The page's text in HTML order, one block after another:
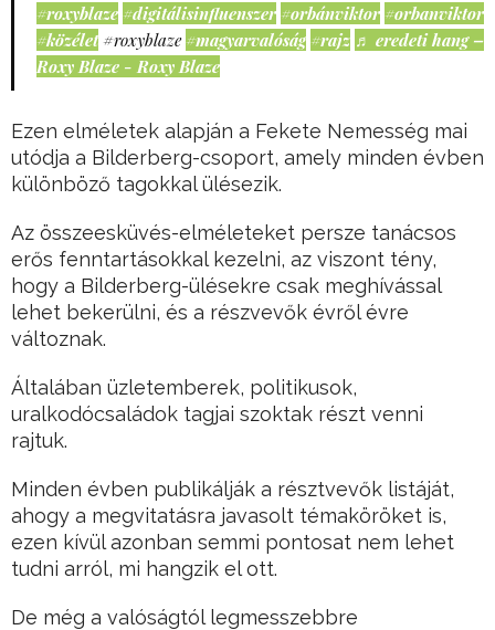
#roxyblaze #digitálisinfluenszer #orbánviktor #orbanviktor
#közélet #roxyblaze #magyarvalóság #rajz ♬ eredeti hang –
Roxy Blaze - Roxy Blaze
Ezen elméletek alapján a Fekete Nemesség mai
utódja a Bilderberg-csoport, amely minden évben
különböző tagokkal ülésezik.
Az összeesküvés-elméleteket persze tanácsos
erős fenntartásokkal kezelni, az viszont tény,
hogy a Bilderberg-ülésekre csak meghívással
lehet bekerülni, és a részvevők évről évre
változnak.
Általában üzletemberek, politikusok,
uralkodócsaládok tagjai szoktak részt venni
rajtuk.
Minden évben publikálják a résztvevők listáját,
ahogy a megvitatásra javasolt témaköröket is,
ezen kívül azonban semmi pontosat nem lehet
tudni arról, mi hangzik el ott.
De még a valóságtól legmesszebbre